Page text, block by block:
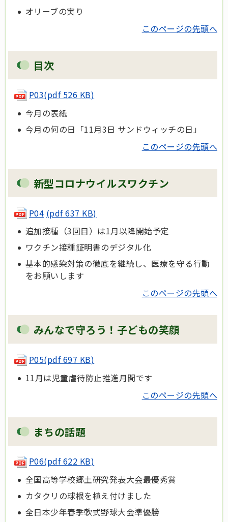
オリーブの実り
このページの先頭へ
目次
P03(pdf 526 KB)
今月の表紙
今月の何の日「11月3日 サンドウィッチの日」
このページの先頭へ
新型コロナウイルスワクチン
P04 (pdf 637 KB)
追加接種（3回目）は1月以降開始予定
ワクチン接種証明書のデジタル化
基本的感染対策の徹底を継続し、医療を守る行動
をお願いします
このページの先頭へ
みんなで守ろう！子どもの笑顔
P05(pdf 697 KB)
11月は児童虐待防止推進月間です
このページの先頭へ
まちの話題
P06(pdf 622 KB)
全国高等学校郷土研究発表大会最優秀賞
カタクリの球根を植え付けました
全日本少年春季軟式野球大会準優勝